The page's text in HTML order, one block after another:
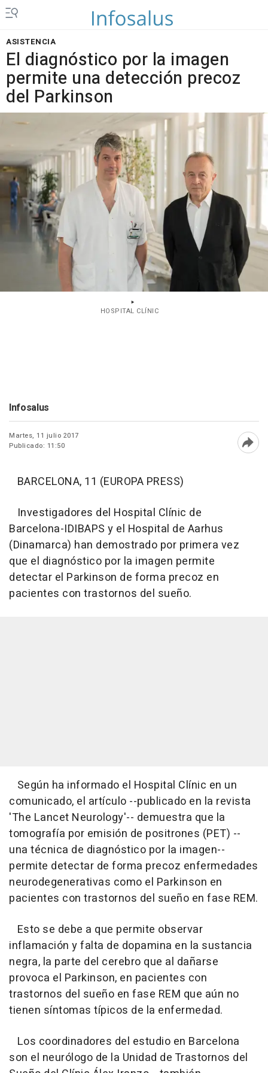
ASISTENCIA
El diagnóstico por la imagen
permite una detección precoz
del Parkinson
HOSPITAL CLÍNIC
Infosalus
Martes, 11 julio 2017
Publicado: 11:50
BARCELONA, 11 (EUROPA PRESS)
Investigadores del Hospital Clínic de
Barcelona-IDIBAPS y el Hospital de Aarhus
(Dinamarca) han demostrado por primera vez
que el diagnóstico por la imagen permite
detectar el Parkinson de forma precoz en
pacientes con trastornos del sueño.
Según ha informado el Hospital Clínic en un
comunicado, el artículo --publicado en la revista
'The Lancet Neurology'-- demuestra que la
tomografía por emisión de positrones (PET) --
una técnica de diagnóstico por la imagen--
permite detectar de forma precoz enfermedades
neurodegenerativas como el Parkinson en
pacientes con trastornos del sueño en fase REM.
Esto se debe a que permite observar
inflamación y falta de dopamina en la sustancia
negra, la parte del cerebro que al dañarse
provoca el Parkinson, en pacientes con
trastornos del sueño en fase REM que aún no
tienen síntomas típicos de la enfermedad.
Los coordinadores del estudio en Barcelona
son el neurólogo de la Unidad de Trastornos del